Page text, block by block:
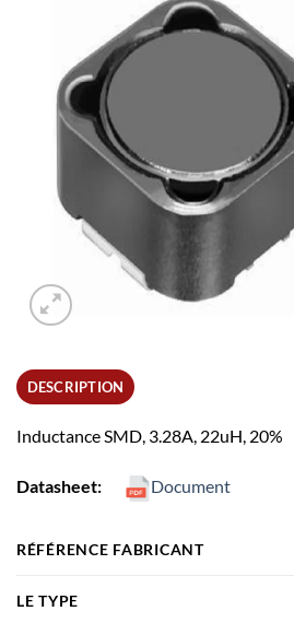
DESCRIPTION
Inductance SMD, 3.28A, 22uH, 20%
Datasheet: Document
RÉFÉRENCE FABRICANT
LE TYPE